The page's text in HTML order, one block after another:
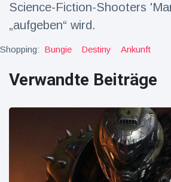
Neueste
Nachrichten
England":
Fans
nach WM-
Sorge um
Jungstorch
nimmt
glückliche
Wendung
16 Juli
51
Aufrufe
Science-Fiction-Shooters
„aufgeben“ wird.
Shopping: Bungie Destiny Ankunft
Verwandte Beiträge